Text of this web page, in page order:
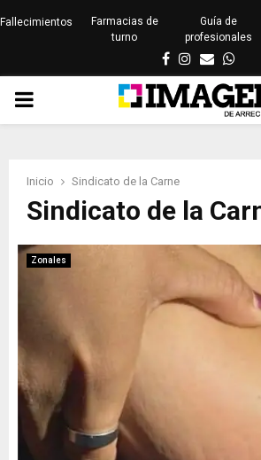
Fallecimientos
Farmacias de
turno
Guía de
profesionales
Facebook
Instagram
Email
PRIMARY
Inicio Sindicato de la Carne
Sindicato de la
Zonales